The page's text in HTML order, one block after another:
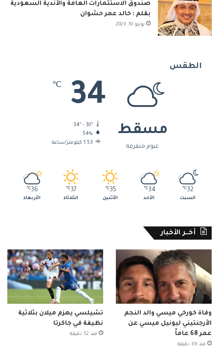
صندوق الاستثمارات العامة والأندية السعودية
بقلم : خالد عمر حشوان
يونيو 10, 2023
الطقس
مسقط
غيوم متفرقة
34
℃
34º - 30º
54%
1.53 كيلومتر/ساعة
32
℃
السبت
34
℃
الأحد
35
℃
الأثنين
37
℃
الثلاثاء
36
℃
الأربعاء
أخــر الأخبار
وفاة خورخي ميسي والد النجم
الأرجنتيني ليونيل ميسي عن
عمر 68 عاماً
منذ 39 دقيقة
تشيلسي يهزم ميلان بثلاثية
نظيفة في جاكرتا
منذ 52 دقيقة